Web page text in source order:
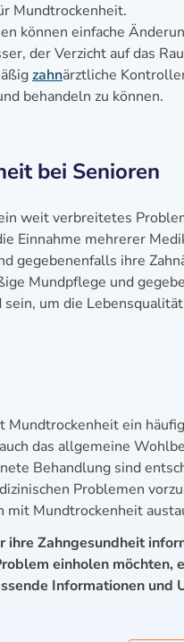
Mundtrockenheit.
können einfache
der Verzicht auf das
zahnärztliche
behandeln zu können.
bei Senioren
weit verbreitetes
Einnahme mehrerer
gegebenenfalls ihre
Mundpflege und
um die
Mundtrockenheit ein
das allgemeine
Behandlung sind
Problemen
mit Mundtrockenheit
ihre Zahngesundheit
einholen
Informationen und